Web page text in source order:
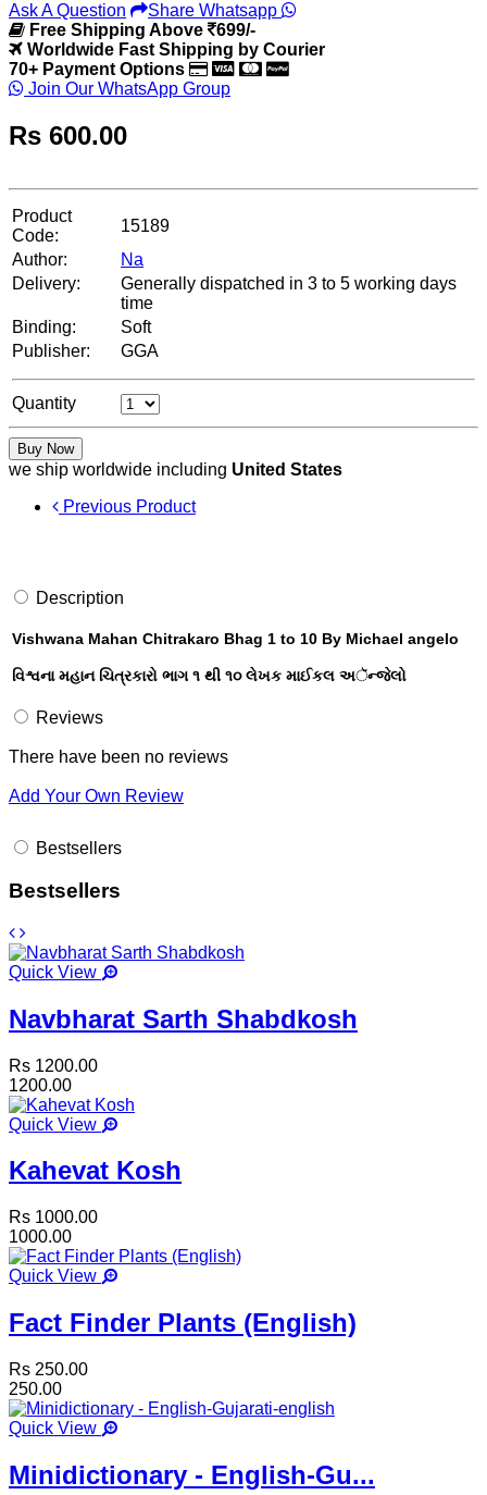
Ask A Question
Share Whatsapp
Free Shipping Above
699/-
Worldwide Fast Shipping by Courier
70+ Payment Options
Join Our WhatsApp Group
Rs 600.00
Product
Code:
15189
Author:
Na
Delivery:
Generally dispatched in 3 to 5 working days
time
Binding:
Soft
Publisher:
GGA
Quantity
Buy Now
we ship worldwide including United States
Previous Product
Description
Vishwana Mahan Chitrakaro Bhag 1 to 10 By Michael angelo
વિશ્વના મહાન ચિત્રકારો ભાગ ૧ થી ૧૦ લેખક માઈકલ અૅન્જેલો
Reviews
There have been no reviews
Add Your Own Review
Bestsellers
Bestsellers
Quick View
Navbharat Sarth Shabdkosh
Rs 1200.00
1200.00
Quick View
Kahevat Kosh
Rs 1000.00
1000.00
Quick View
Fact Finder Plants (English)
Rs 250.00
250.00
Quick View
Minidictionary - English-Gu...